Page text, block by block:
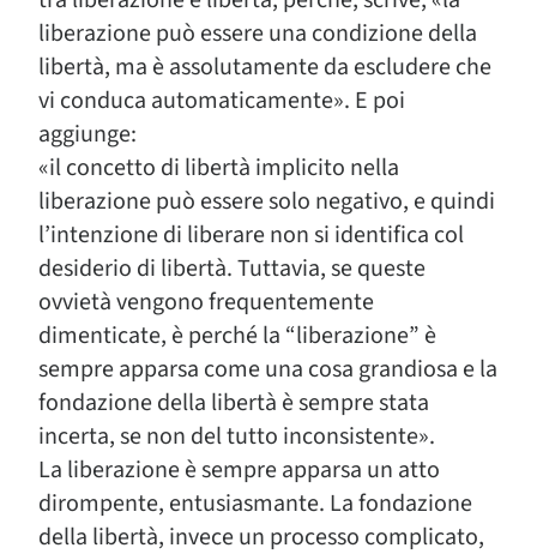
liberazione può essere una condizione della
libertà, ma è assolutamente da escludere che
vi conduca automaticamente». E poi
aggiunge:
«il concetto di libertà implicito nella
liberazione può essere solo negativo, e quindi
l’intenzione di liberare non si identifica col
desiderio di libertà. Tuttavia, se queste
ovvietà vengono frequentemente
dimenticate, è perché la “liberazione” è
sempre apparsa come una cosa grandiosa e la
fondazione della libertà è sempre stata
incerta, se non del tutto inconsistente».
La liberazione è sempre apparsa un atto
dirompente, entusiasmante. La fondazione
della libertà, invece un processo complicato,